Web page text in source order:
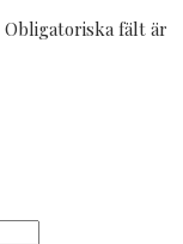
Obligatoriska fält är